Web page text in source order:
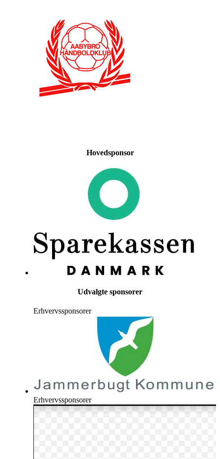
Hovedsponsor
Udvalgte sponsorer
Erhvervssponsorer
Erhvervssponsorer